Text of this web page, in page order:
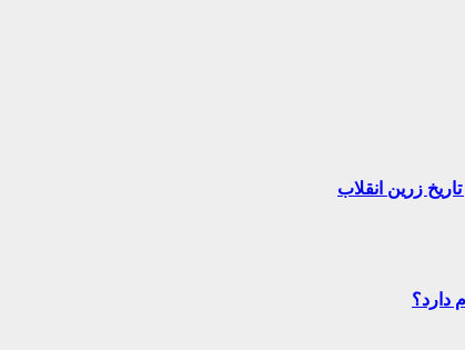
زرین انقلاب
دارد؟